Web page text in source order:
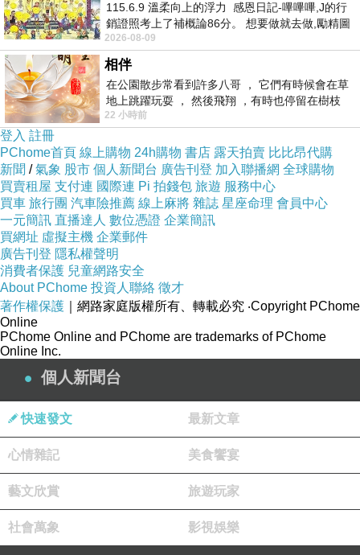
菜幾乎都還沒成熟，而且皇帝豆才剛開花，跟以
前去時，是採收皇帝豆那種感覺差很多~
每種菜都不加農藥，所以幾乎每樣菜上都會看的
到小昆蟲唷~
白花椰菜的葉子幾乎都被菜蟲啃光了~
唯一可以採收的應該是這個了【香菜】，
不過我想再到外婆家去，跑來跑去的，裝在車
上，香菜應該很快就會爛掉吧!
對錯焦 @@" 超蝦齁!! 這昨天才剛入門，真的還
有點不太習慣~
115.6.9 溫柔向上的浮力 感恩日記-嗶嗶嗶,J的行
銷證照考上了補概論86分。 想要做就去做,勵精圖
治大成功,也是表法,堅持和努力
2026-08-09
相伴
在公園散步常看到許多八哥 ， 它們有時候會在草
地上跳躍玩耍 ， 然後飛翔 ，有時也停留在樹枝
上，它們身軀是咖啡色的，鳥喙是黃色
22 小時前
登入 註冊
PChome首頁 線上購物 24h購物 書店 露天拍賣 比比昂代購
新聞 /氣象 股市 個人新聞台 廣告刊登 加入聯播網 全球購物
買賣租屋 支付連 國際連 Pi 拍錢包 旅遊 服務中心
買車 旅行團 汽車險推薦 線上麻將 雜誌 星座命理 會員中心
一元簡訊 直播達人 數位憑證 企業簡訊
買網址 虛擬主機 企業郵件
廣告刊登 隱私權聲明
消費者保護 兒童網路安全
About PChome 投資人聯絡 徵才
著作權保護 ｜網路家庭版權所有、轉載必究 ‧Copyright PChome
Online
PChome Online and PChome are trademarks of PChome
Online Inc.
個人新聞台
快速發文 最新文章
心情雜記 美食饗宴
藝文欣賞 旅遊玩家
社會萬象 影視娛樂